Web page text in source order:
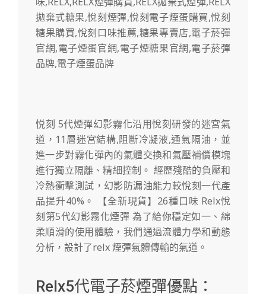
悦刻 5代煙彈幻影霧化沿用悅刻研發的迷宮氣
道，11層迷宮結構,阻斷冷凝液,通氣隔油，並
進一步對霧化彈內的氣體交換和氣壓補償模塊
進行獨立隔離、精細控制。 經歷殘酷的負壓和
冷熱衝擊測試，幻影防漏油能力較悅刻一代產
品提升40%。 【全新現貨】26種口味 Relx悅
刻第5代幻影霧化煙彈 為了給你穩定如一、綿
柔順滑的使用體驗，我們通過流體力學和動態
分析，設計了relx 煙彈氣體傳輸的氣道。
Relx5代電子菸煙彈優點：